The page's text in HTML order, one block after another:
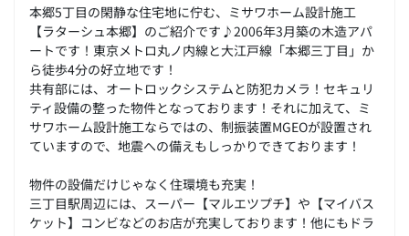
本郷5丁目の閑静な住宅地に佇む、ミサワホーム設計施工
【ラターシュ本郷】のご紹介です♪2006年3月築の木造アパ
ートです！東京メトロ丸ノ内線と大江戸線「本郷三丁目」か
ら徒歩4分の好立地です！
共有部には、オートロックシステムと防犯カメラ！セキュリ
ティ設備の整った物件となっております！それに加えて、ミ
サワホーム設計施工ならではの、制振装置MGEOが設置され
ていますので、地震への備えもしっかりできております！
物件の設備だけじゃなく住環境も充実！
三丁目駅周辺には、スーパー【マルエツプチ】や【マイバス
ケット】コンビなどのお店が充実しております！他にもドラ